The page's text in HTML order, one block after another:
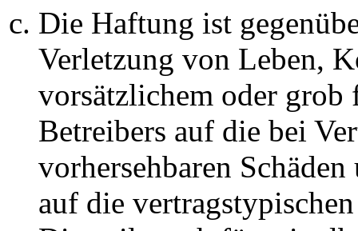
Die Haftung ist
Verletzung von Leben,
vorsätzlichem oder grob
Betreibers auf die bei
vorhersehbaren
auf die